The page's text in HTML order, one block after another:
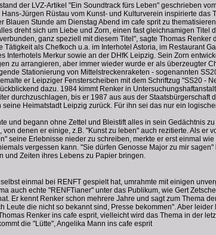
der LVZ-Artikel "Ein Soundtrack fürs Leben" geschrieben
Hans-Jürgen Rüstau vom Kunst- und Kulturverein inspirierte das
Blauen Stunde am Dienstag Abend im cafe sprit zu
dreht sich um Liebe und Zorn, einen fast gleichnamigen Titel
ganz speziell mit diesem Titel", sagte Thomas Renker
Tätigkeit als Chefkoch u.a. im Interhotel Astoria, im Restaurant
Interhotels Merkur sowie an der DHfK Leipzig. Sein Zorn
zu arrangieren, aber immer wieder wurde er als überzeugter
Stationierung von Mittelstreckenraketen - sogenannten
er Leipziger Fensterscheiben mit dem Schriftzug "SS20 -
dazu. 1984 kimmt Renker in
durchzuschlagen, bis er 1987 aus aus der Staatsbürgerschaft
Heimatstadt Leipzig zurück. Für ihn sei das nur ein
und begann ohne Zettel und Bleistift alles in sein Gedächtnis
denen er einige, z.B. "Kunst zu leben" auch rezitierte. Als er
seine Erlebnisse nieder zu schreiben, merkte er erst einmal
vergessen kann. "Sie dürfen Genosse Major zu mir sagen"
Zeiten ihres Lebens zu Papier bringen.
einmal bei RENFT gespielt hat, umrahmte mit einigen
auch echte "RENFTianer" unter das Publikum, wie Gert
Er kennt Renker schon mehrere Jahre und sagt zum Thema
Leute die nicht so bekannt sind, Presse bekommen". Aber
Renker ins cafe esprit, vielleicht wird das Thema in der
die "Lütte", Angelika Mann ins cafe esprit